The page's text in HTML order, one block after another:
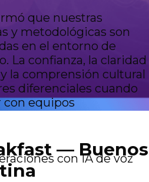
con IA de voz
que nuestras
y metodológicas son
en el entorno de
La confianza, la claridad
la comprensión cultural
diferenciales cuando
con equipos
— Buenos